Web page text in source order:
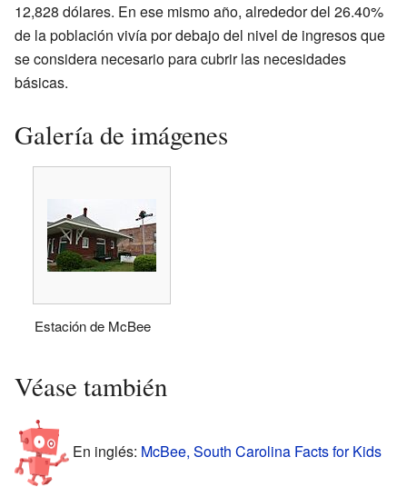
12,828 dólares. En ese mismo año, alrededor del 26.40%
de la población vivía por debajo del nivel de ingresos que
se considera necesario para cubrir las necesidades
básicas.
Galería de imágenes
Estación de McBee
Véase también
En inglés: McBee, South Carolina Facts for Kids